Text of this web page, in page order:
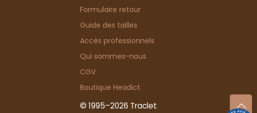
Formulaire retour
Guide des tailles
Accès professionnels
Qui sommes-nous
CGV
Boutique Headict
© 1995–2026 Traclet